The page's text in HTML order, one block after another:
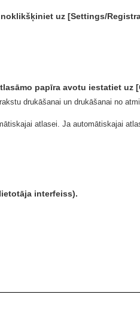
uz [Settings/
papīra avotu iestatiet uz
drukāšanai un drukāšanai no
atlasei. Ja automātiskajai
interfeiss).